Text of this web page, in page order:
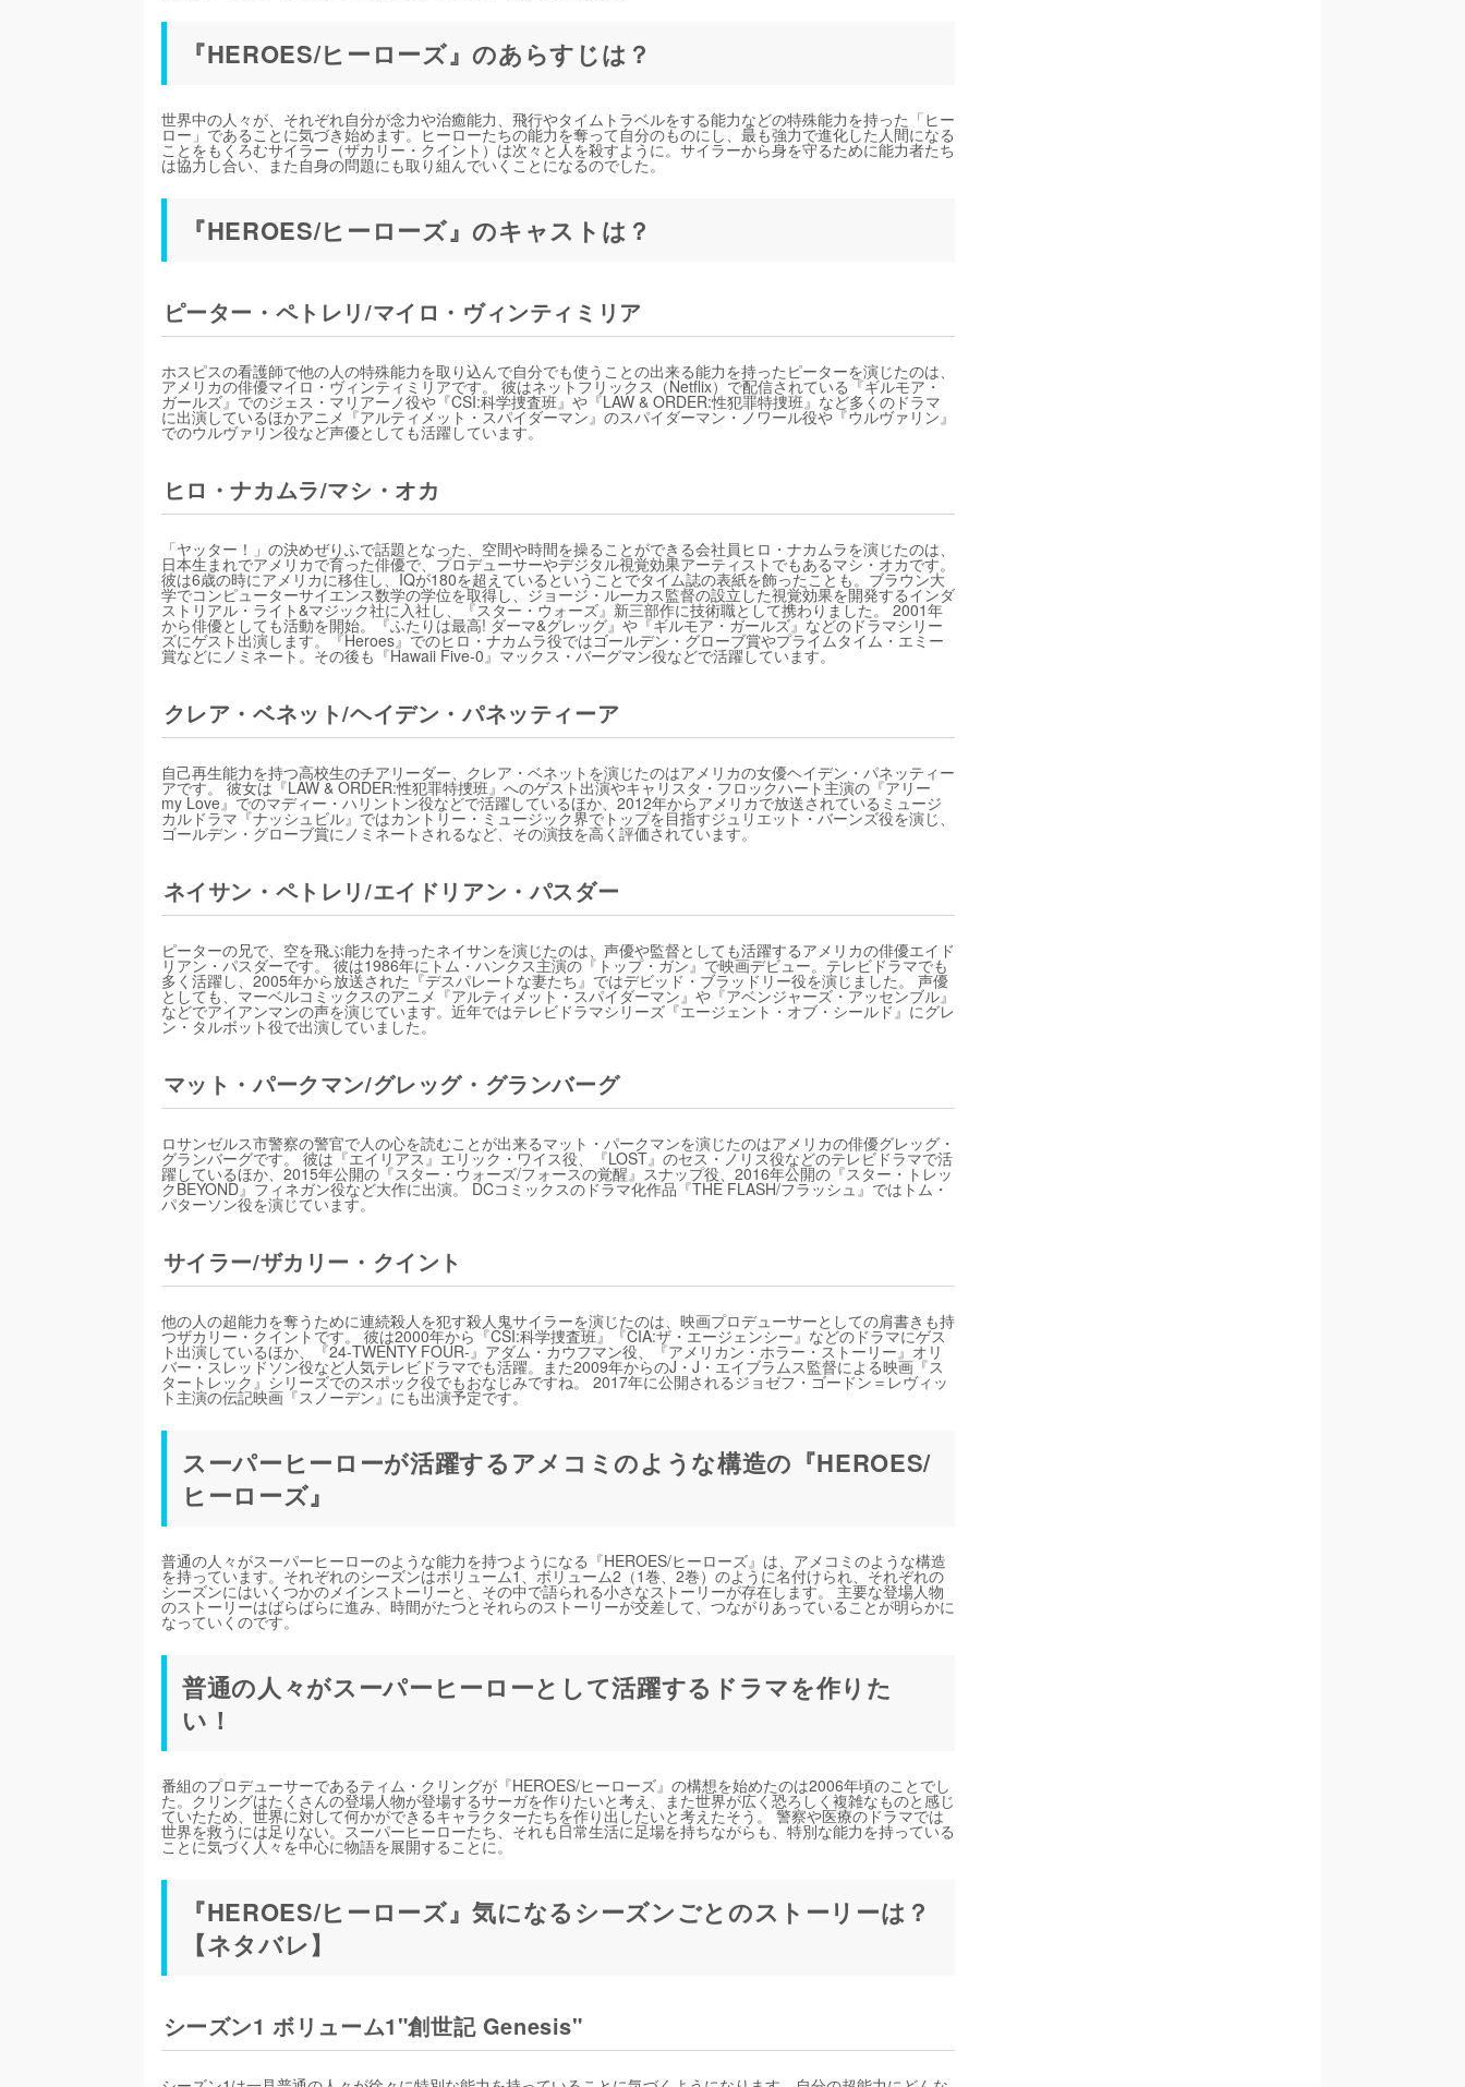
『HEROES/ヒーローズ』のあらすじは？
世界中の人々が、それぞれ自分が念力や治癒能力、飛行やタイムトラベルをする能力などの特殊能力を持った「ヒー
ロー」であることに気づき始めます。ヒーローたちの能力を奪って自分のものにし、最も強力で進化した人間になる
ことをもくろむサイラー（ザカリー・クイント）は次々と人を殺すように。サイラーから身を守るために能力者たち
は協力し合い、また自身の問題にも取り組んでいくことになるのでした。
『HEROES/ヒーローズ』のキャストは？
ピーター・ペトレリ/マイロ・ヴィンティミリア
ホスピスの看護師で他の人の特殊能力を取り込んで自分でも使うことの出来る能力を持ったピーターを演じたのは、
アメリカの俳優マイロ・ヴィンティミリアです。 彼はネットフリックス（Netflix）で配信されている『ギルモア・
ガールズ』でのジェス・マリアーノ役や『CSI:科学捜査班』や『LAW & ORDER:性犯罪特捜班』など多くのドラマ
に出演しているほかアニメ『アルティメット・スパイダーマン』のスパイダーマン・ノワール役や『ウルヴァリン』
でのウルヴァリン役など声優としても活躍しています。
ヒロ・ナカムラ/マシ・オカ
「ヤッター！」の決めぜりふで話題となった、空間や時間を操ることができる会社員ヒロ・ナカムラを演じたのは、
日本生まれでアメリカで育った俳優で、プロデューサーやデジタル視覚効果アーティストでもあるマシ・オカです。
彼は6歳の時にアメリカに移住し、IQが180を超えているということでタイム誌の表紙を飾ったことも。ブラウン大
学でコンピューターサイエンス数学の学位を取得し、ジョージ・ルーカス監督の設立した視覚効果を開発するインダ
ストリアル・ライト&マジック社に入社し、『スター・ウォーズ』新三部作に技術職として携わりました。 2001年
から俳優としても活動を開始。『ふたりは最高! ダーマ&グレッグ』や『ギルモア・ガールズ』などのドラマシリー
ズにゲスト出演します。『Heroes』でのヒロ・ナカムラ役ではゴールデン・グローブ賞やプライムタイム・エミー
賞などにノミネート。その後も『Hawaii Five-0』マックス・バーグマン役などで活躍しています。
クレア・ベネット/ヘイデン・パネッティーア
自己再生能力を持つ高校生のチアリーダー、クレア・ベネットを演じたのはアメリカの女優ヘイデン・パネッティー
アです。 彼女は『LAW & ORDER:性犯罪特捜班』へのゲスト出演やキャリスタ・フロックハート主演の『アリー
my Love』でのマディー・ハリントン役などで活躍しているほか、2012年からアメリカで放送されているミュージ
カルドラマ『ナッシュビル』ではカントリー・ミュージック界でトップを目指すジュリエット・バーンズ役を演じ、
ゴールデン・グローブ賞にノミネートされるなど、その演技を高く評価されています。
ネイサン・ペトレリ/エイドリアン・パスダー
ピーターの兄で、空を飛ぶ能力を持ったネイサンを演じたのは、声優や監督としても活躍するアメリカの俳優エイド
リアン・パスダーです。 彼は1986年にトム・ハンクス主演の『トップ・ガン』で映画デビュー。テレビドラマでも
多く活躍し、2005年から放送された『デスパレートな妻たち』ではデビッド・ブラッドリー役を演じました。 声優
としても、マーベルコミックスのアニメ『アルティメット・スパイダーマン』や『アベンジャーズ・アッセンブル』
などでアイアンマンの声を演じています。近年ではテレビドラマシリーズ『エージェント・オブ・シールド』にグレ
ン・タルボット役で出演していました。
マット・パークマン/グレッグ・グランバーグ
ロサンゼルス市警察の警官で人の心を読むことが出来るマット・パークマンを演じたのはアメリカの俳優グレッグ・
グランバーグです。 彼は『エイリアス』エリック・ワイス役、『LOST』のセス・ノリス役などのテレビドラマで活
躍しているほか、2015年公開の『スター・ウォーズ/フォースの覚醒』スナップ役、2016年公開の『スター・トレッ
クBEYOND』フィネガン役など大作に出演。 DCコミックスのドラマ化作品『THE FLASH/フラッシュ』ではトム・
パターソン役を演じています。
サイラー/ザカリー・クイント
他の人の超能力を奪うために連続殺人を犯す殺人鬼サイラーを演じたのは、映画プロデューサーとしての肩書きも持
つザカリー・クイントです。 彼は2000年から『CSI:科学捜査班』『CIA:ザ・エージェンシー』などのドラマにゲス
ト出演しているほか、『24-TWENTY FOUR-』アダム・カウフマン役、『アメリカン・ホラー・ストーリー』オリ
バー・スレッドソン役など人気テレビドラマでも活躍。また2009年からのJ・J・エイブラムス監督による映画『ス
タートレック』シリーズでのスポック役でもおなじみですね。 2017年に公開されるジョゼフ・ゴードン＝レヴィッ
ト主演の伝記映画『スノーデン』にも出演予定です。
スーパーヒーローが活躍するアメコミのような構造の『HEROES/
ヒーローズ』
普通の人々がスーパーヒーローのような能力を持つようになる『HEROES/ヒーローズ』は、アメコミのような構造
を持っています。それぞれのシーズンはボリューム1、ボリューム2（1巻、2巻）のように名付けられ、それぞれの
シーズンにはいくつかのメインストーリーと、その中で語られる小さなストーリーが存在します。 主要な登場人物
のストーリーはばらばらに進み、時間がたつとそれらのストーリーが交差して、つながりあっていることが明らかに
なっていくのです。
普通の人々がスーパーヒーローとして活躍するドラマを作りた
い！
番組のプロデューサーであるティム・クリングが『HEROES/ヒーローズ』の構想を始めたのは2006年頃のことでし
た。クリングはたくさんの登場人物が登場するサーガを作りたいと考え、また世界が広く恐ろしく複雑なものと感じ
ていたため、世界に対して何かができるキャラクターたちを作り出したいと考えたそう。 警察や医療のドラマでは
世界を救うには足りない。スーパーヒーローたち、それも日常生活に足場を持ちながらも、特別な能力を持っている
ことに気づく人々を中心に物語を展開することに。
『HEROES/ヒーローズ』気になるシーズンごとのストーリーは？
【ネタバレ】
シーズン1 ボリューム1"創世記 Genesis"